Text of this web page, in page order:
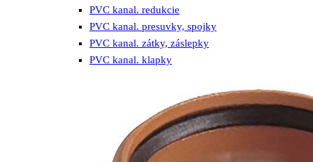
PVC kanal. redukcie
PVC kanal. presuvky, spojky
PVC kanal. zátky, záslepky
PVC kanal. klapky